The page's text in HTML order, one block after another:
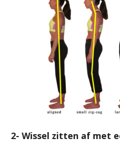
2- Wissel zitten af met